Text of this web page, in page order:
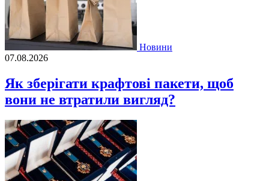
Новини
07.08.2026
Як зберігати крафтові пакети, щоб
вони не втратили вигляд?